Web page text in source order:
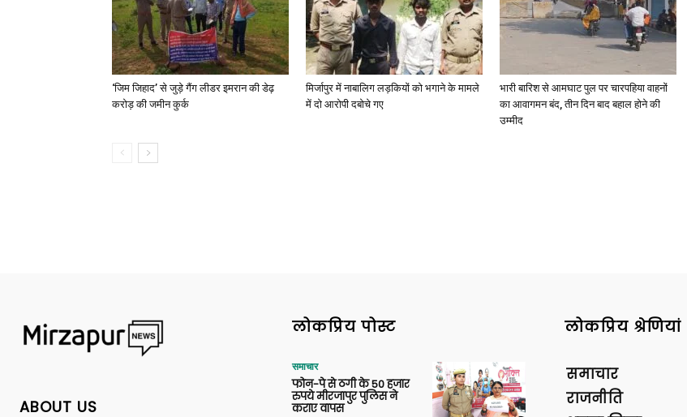
‘जिम जिहाद’ से जुड़े गैंग लीडर इमरान की डेढ़
करोड़ की जमीन कुर्क
मिर्जापुर में नाबालिग लड़कियों को भगाने के मामले
में दो आरोपी दबोचे गए
भारी बारिश से आमघाट पुल पर चारपहिया वाहनों
का आवागमन बंद, तीन दिन बाद बहाल होने की
उम्मीद
ABOUT US
लोकप्रिय पोस्ट
समाचार
फोन-पे से ठगी के 50 हजार
रुपये मीरजापुर पुलिस ने
कराए वापस
लोकप्रिय श्रेणियां
समाचार
राजनीति